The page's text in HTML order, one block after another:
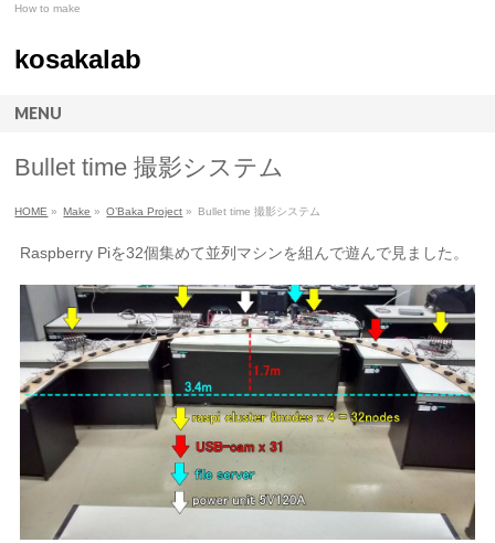
How to make
kosakalab
MENU
Bullet time 撮影システム
HOME » Make » O’Baka Project » Bullet time 撮影システム
Raspberry Piを32個集めて並列マシンを組んで遊んで見ました。